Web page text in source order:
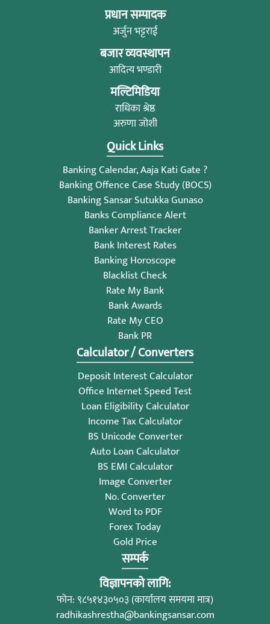
प्रधान सम्पादक
अर्जुन भट्टराई
बजार व्यवस्थापन
आदित्य भण्डारी
मल्टिमिडिया
राधिका श्रेष्ठ
अरुणा जोशी
Quick Links
Banking Calendar, Aaja Kati Gate ?
Banking Offence Case Study (BOCS)
Banking Sansar Sutukka Gunaso
Banks Compliance Alert
Banker Arrest Tracker
Bank Interest Rates
Banking Horoscope
Blacklist Check
Rate My Bank
Bank Awards
Rate My CEO
Bank PR
Calculator / Converters
Deposit Interest Calculator
Office Internet Speed Test
Loan Eligibility Calculator
Income Tax Calculator
BS Unicode Converter
Auto Loan Calculator
BS EMI Calculator
Image Converter
No. Converter
Word to PDF
Forex Today
Gold Price
सम्पर्क
विज्ञापनको लागि:
फोन: ९८५१४३०५०३ (कार्यालय समयमा मात्र)
radhikashrestha@bankingsansar.com